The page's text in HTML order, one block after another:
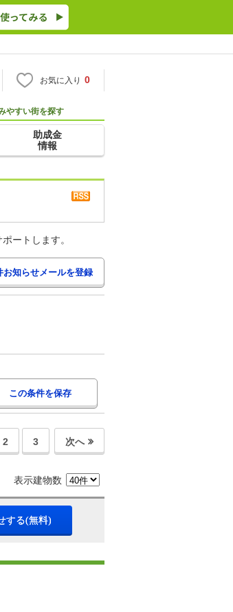
お気に入り 0
やすい街を探す
助成金
情報
ートします。
この条件を保存
2 3 次へ
表示建物数
する(無料)